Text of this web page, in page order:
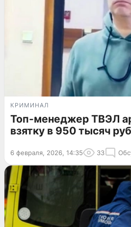
КРИМИНАЛ
Топ-менеджер ТВЭЛ
взятку в 950 тысяч
6 февраля, 2026, 14:35 33